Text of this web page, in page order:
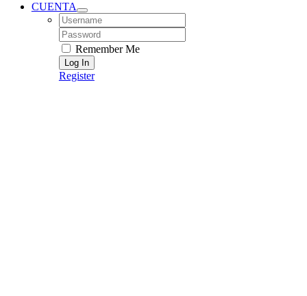
CUENTA
Username:
Password:
Remember Me
Register